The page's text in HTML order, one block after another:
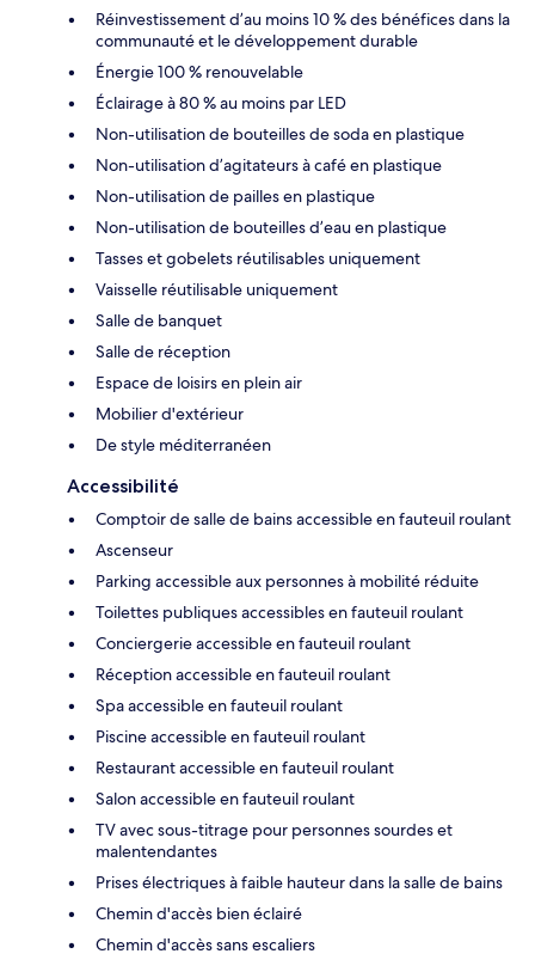
Réinvestissement d’au moins 10 % des bénéfices dans la
communauté et le développement durable
Énergie 100 % renouvelable
Éclairage à 80 % au moins par LED
Non-utilisation de bouteilles de soda en plastique
Non-utilisation d’agitateurs à café en plastique
Non-utilisation de pailles en plastique
Non-utilisation de bouteilles d’eau en plastique
Tasses et gobelets réutilisables uniquement
Vaisselle réutilisable uniquement
Salle de banquet
Salle de réception
Espace de loisirs en plein air
Mobilier d'extérieur
De style méditerranéen
Accessibilité
Comptoir de salle de bains accessible en fauteuil roulant
Ascenseur
Parking accessible aux personnes à mobilité réduite
Toilettes publiques accessibles en fauteuil roulant
Conciergerie accessible en fauteuil roulant
Réception accessible en fauteuil roulant
Spa accessible en fauteuil roulant
Piscine accessible en fauteuil roulant
Restaurant accessible en fauteuil roulant
Salon accessible en fauteuil roulant
TV avec sous-titrage pour personnes sourdes et
malentendantes
Prises électriques à faible hauteur dans la salle de bains
Chemin d'accès bien éclairé
Chemin d'accès sans escaliers